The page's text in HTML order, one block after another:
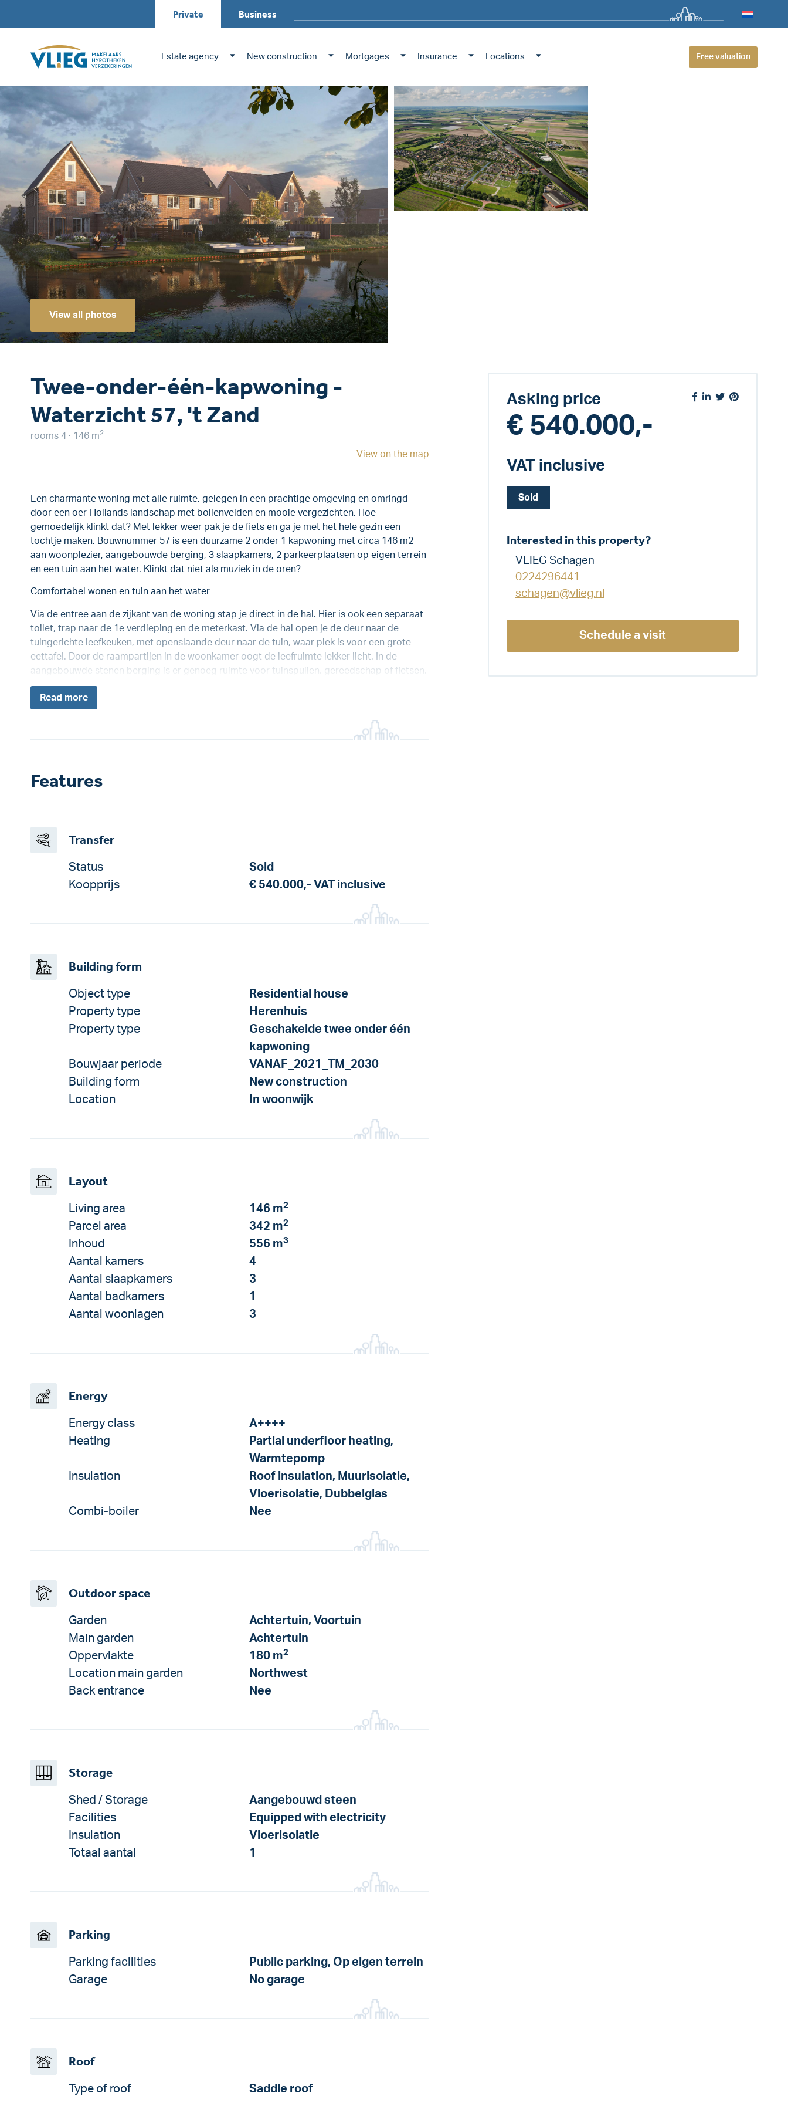
Private Business
Estate agency New construction Mortgages Insurance Locations Free valuation
View all photos
Twee-onder-één-kapwoning -
Waterzicht 57, 't Zand
rooms 4 · 146 m2
View on the map
Een charmante woning met alle ruimte, gelegen in een prachtige omgeving en omringd
door een oer-Hollands landschap met bollenvelden en mooie vergezichten. Hoe
gemoedelijk klinkt dat? Met lekker weer pak je de fiets en ga je met het hele gezin een
tochtje maken. Bouwnummer 57 is een duurzame 2 onder 1 kapwoning met circa 146 m2
aan woonplezier, aangebouwde berging, 3 slaapkamers, 2 parkeerplaatsen op eigen terrein
en een tuin aan het water. Klinkt dat niet als muziek in de oren?
Comfortabel wonen en tuin aan het water
Via de entree aan de zijkant van de woning stap je direct in de hal. Hier is ook een separaat
toilet, trap naar de 1e verdieping en de meterkast. Via de hal open je de deur naar de
tuingerichte leefkeuken, met openslaande deur naar de tuin, waar plek is voor een grote
eettafel. Door de raampartijen in de woonkamer oogt de leefruimte lekker licht. In de
aangebouwde stenen berging is er genoeg ruimte voor tuinspullen, gereedschap of fietsen.
Read more
Features
Transfer
Status
Sold
Koopprijs
€ 540.000,- VAT inclusive
Building form
Object type
Residential house
Property type
Herenhuis
Property type
Geschakelde twee onder één
kapwoning
Bouwjaar periode
VANAF_2021_TM_2030
Building form
New construction
Location
In woonwijk
Layout
Living area 146 m2
Parcel area 342 m2
Inhoud 556 m3
Aantal kamers
4
Aantal slaapkamers
3
Aantal badkamers
1
Aantal woonlagen
3
Energy
Energy class
A++++
Heating
Partial underfloor heating,
Warmtepomp
Insulation
Roof insulation, Muurisolatie,
Vloerisolatie, Dubbelglas
Combi-boiler
Nee
Outdoor space
Garden
Achtertuin, Voortuin
Main garden
Achtertuin
Oppervlakte
180 m2
Location main garden
Northwest
Back entrance
Nee
Storage
Shed / Storage
Aangebouwd steen
Facilities
Equipped with electricity
Insulation
Vloerisolatie
Totaal aantal
1
Parking
Parking facilities
Public parking, Op eigen terrein
Garage
No garage
Roof
Type of roof Saddle roof
Asking price
€ 540.000,-
VAT inclusive
Sold
Interested in this property?
VLIEG Schagen
0224296441
schagen@vlieg.nl
Schedule a visit